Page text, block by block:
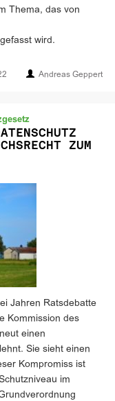
Thema, das von
wird.
Andreas Geppert
ZUM
Jahren Ratsdebatte
Kommission des
einen
Sie sieht einen
Kompromiss ist
im